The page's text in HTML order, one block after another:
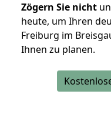
Zögern Sie nicht
heute, um Ihren
Freiburg im
Ihnen zu planen.